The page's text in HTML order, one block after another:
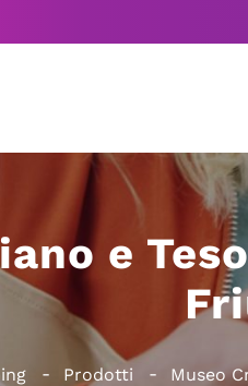
e
Prodotti Museo